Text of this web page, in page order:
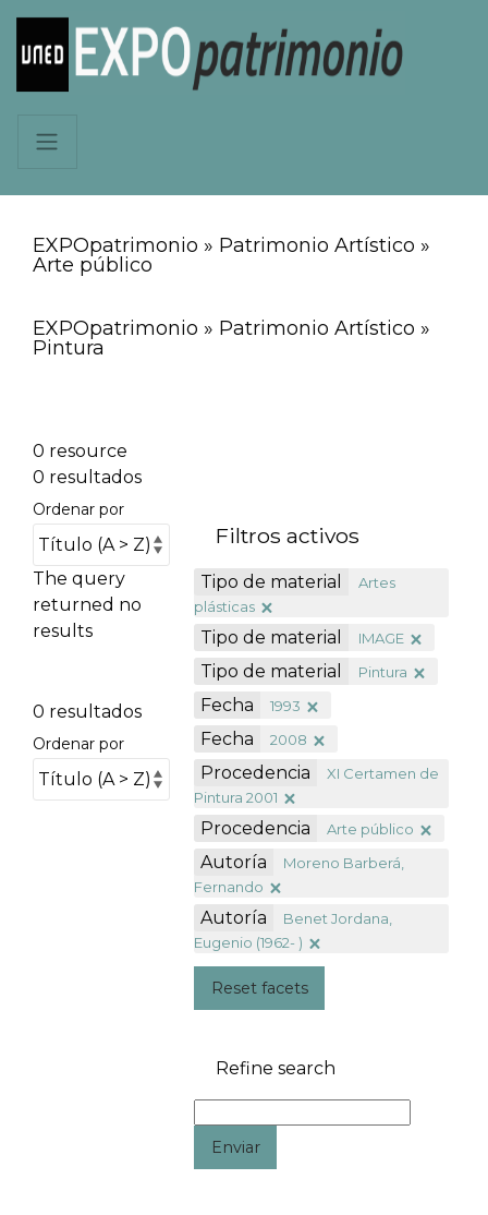
EXPOpatrimonio » Patrimonio Artístico »
Arte público
EXPOpatrimonio » Patrimonio Artístico »
Pintura
0 resource
0 resultados
Ordenar por
The query
returned no
results
0 resultados
Ordenar por
Filtros activos
Tipo de material
Artes
plásticas
Tipo de material IMAGE
Tipo de material Pintura
Fecha 1993
Fecha 2008
Procedencia
XI Certamen de
Pintura 2001
Procedencia Arte público
Autoría
Moreno Barberá,
Fernando
Autoría
Benet Jordana,
Eugenio (1962- )
Reset facets
Refine search
Enviar